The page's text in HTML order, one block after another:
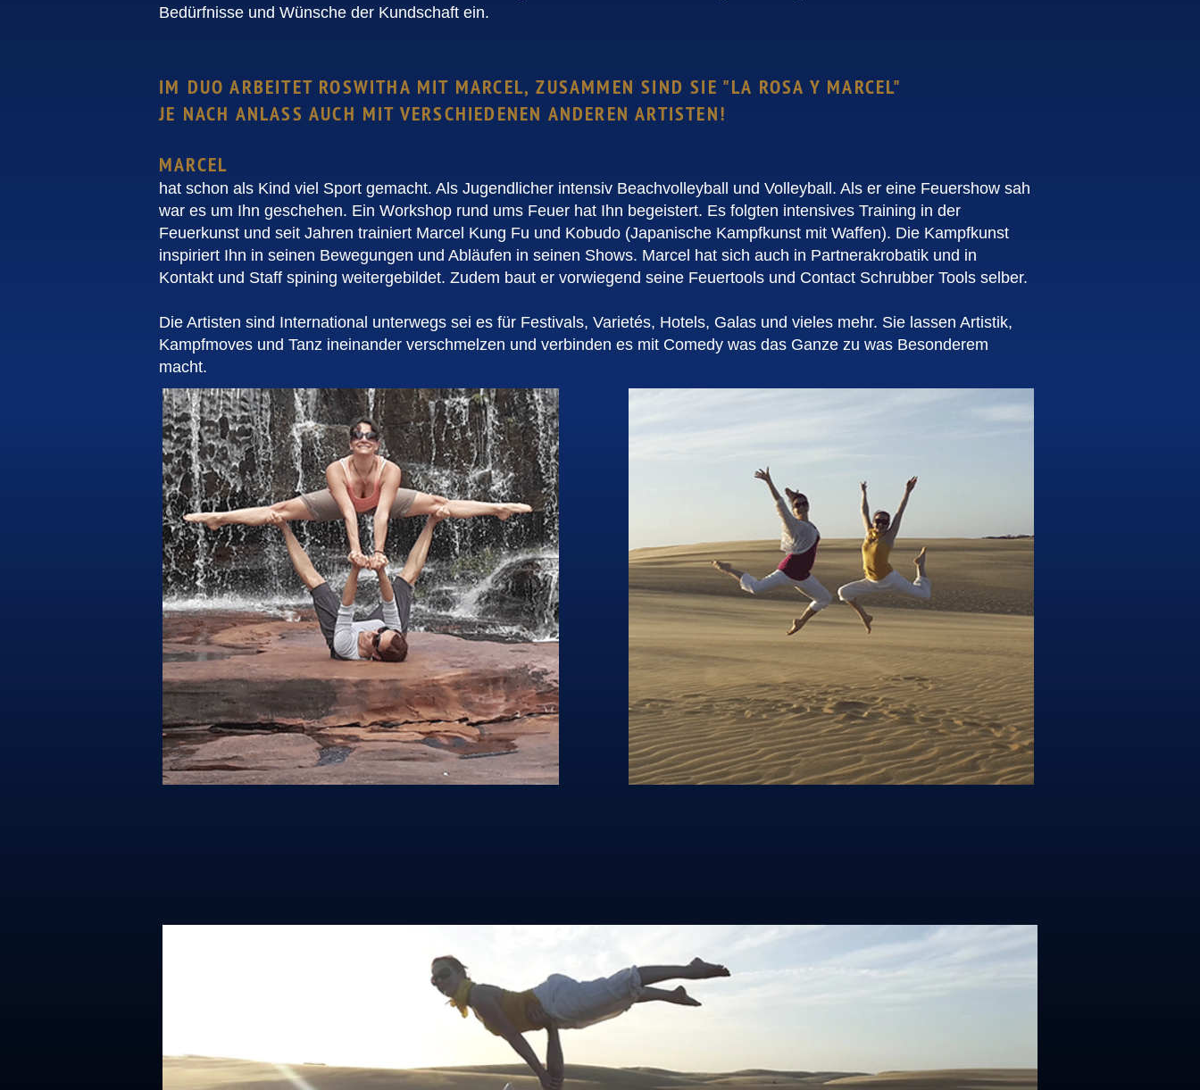
Bedürfnisse und Wünsche der Kundschaft ein.
IM DUO ARBEITET ROSWITHA MIT MARCEL, ZUSAMMEN SIND SIE "LA ROSA Y MARCEL"
JE NACH ANLASS AUCH MIT VERSCHIEDENEN ANDEREN ARTISTEN!
MARCEL
hat schon als Kind viel Sport gemacht. Als Jugendlicher intensiv Beachvolleyball und Volleyball. Als er eine Feuershow sah
war es um Ihn geschehen. Ein Workshop rund ums Feuer hat Ihn begeistert. Es folgten intensives Training in der
Feuerkunst und seit Jahren trainiert Marcel Kung Fu und Kobudo (Japanische Kampfkunst mit Waffen). Die Kampfkunst
inspiriert Ihn in seinen Bewegungen und Abläufen in seinen Shows. Marcel hat sich auch in Partnerakrobatik und in
Kontakt und Staff spining weitergebildet. Zudem baut er vorwiegend seine Feuertools und Contact Schrubber Tools selber.
Die Artisten sind International unterwegs sei es für Festivals, Varietés, Hotels, Galas und vieles mehr. Sie lassen Artistik,
Kampfmoves und Tanz ineinander verschmelzen und verbinden es mit Comedy was das Ganze zu was Besonderem
macht.